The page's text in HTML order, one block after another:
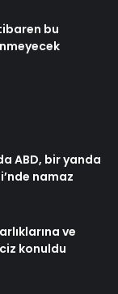
bu
ABD, bir yanda
namaz
ve
konuldu